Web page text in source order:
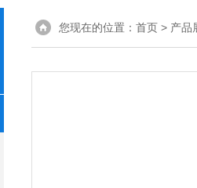
您现在的位置： 首页 > 产品